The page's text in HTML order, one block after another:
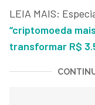
LEIA MAIS:
“criptomoeda
transformar R$